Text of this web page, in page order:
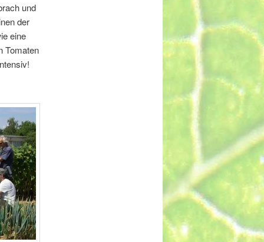
und
der
eine
Tomaten